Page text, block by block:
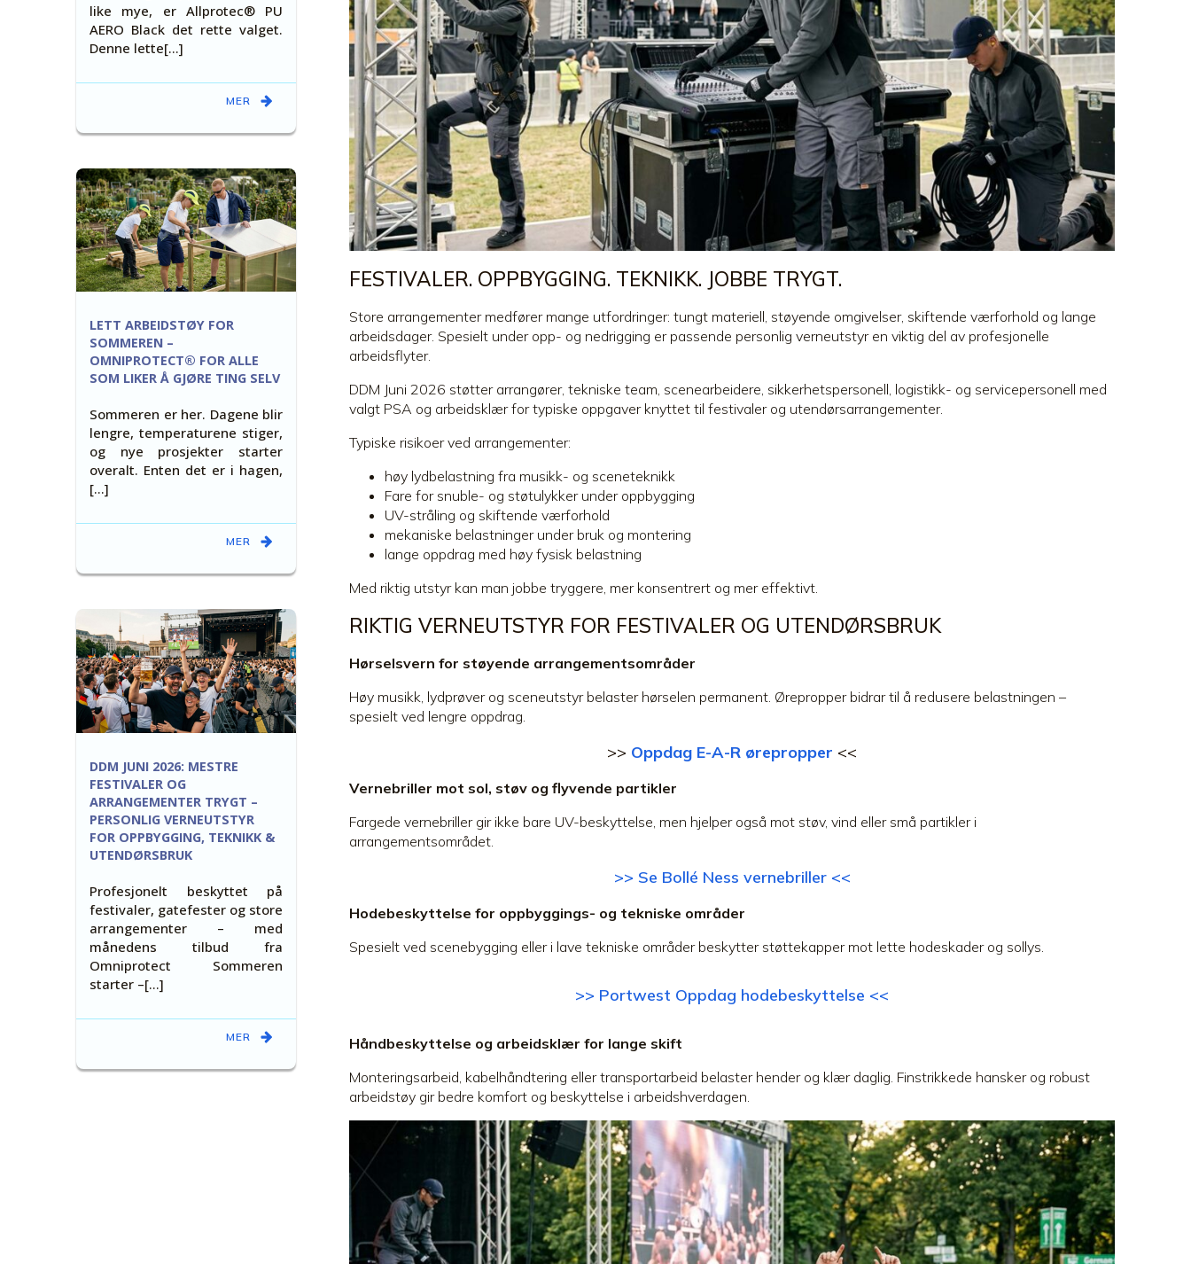
like mye, er Allprotec® PU
AERO Black det rette valget.
Denne lette[…]
MER
LETT ARBEIDSTØY FOR
SOMMEREN –
OMNIPROTECT® FOR ALLE
SOM LIKER Å GJØRE TING SELV
Sommeren er her. Dagene blir
lengre, temperaturene stiger,
og nye prosjekter starter
overalt. Enten det er i hagen,
[...]
MER
DDM JUNI 2026: MESTRE
FESTIVALER OG
ARRANGEMENTER TRYGT –
PERSONLIG VERNEUTSTYR
FOR OPPBYGGING, TEKNIKK &
UTENDØRSBRUK
Profesjonelt beskyttet på
festivaler, gatefester og store
arrangementer – med
månedens tilbud fra
Omniprotect Sommeren
starter –[…]
MER
FESTIVALER. OPPBYGGING. TEKNIKK. JOBBE TRYGT.
Store arrangementer medfører mange utfordringer: tungt materiell, støyende omgivelser, skiftende værforhold og lange
arbeidsdager. Spesielt under opp- og nedrigging er passende personlig verneutstyr en viktig del av profesjonelle
arbeidsflyter.
DDM Juni 2026 støtter arrangører, tekniske team, scenearbeidere, sikkerhetspersonell, logistikk- og servicepersonell med
valgt PSA og arbeidsklær for typiske oppgaver knyttet til festivaler og utendørsarrangementer.
Typiske risikoer ved arrangementer:
høy lydbelastning fra musikk- og sceneteknikk
Fare for snuble- og støtulykker under oppbygging
UV-stråling og skiftende værforhold
mekaniske belastninger under bruk og montering
lange oppdrag med høy fysisk belastning
Med riktig utstyr kan man jobbe tryggere, mer konsentrert og mer effektivt.
RIKTIG VERNEUTSTYR FOR FESTIVALER OG UTENDØRSBRUK
Hørselsvern for støyende arrangementsområder
Høy musikk, lydprøver og sceneutstyr belaster hørselen permanent. Ørepropper bidrar til å redusere belastningen –
spesielt ved lengre oppdrag.
>> Oppdag E-A-R ørepropper <<
Vernebriller mot sol, støv og flyvende partikler
Fargede vernebriller gir ikke bare UV-beskyttelse, men hjelper også mot støv, vind eller små partikler i
arrangementsområdet.
>> Se Bollé Ness vernebriller <<
Hodebeskyttelse for oppbyggings- og tekniske områder
Spesielt ved scenebygging eller i lave tekniske områder beskytter støttekapper mot lette hodeskader og sollys.
>> Portwest Oppdag hodebeskyttelse <<
Håndbeskyttelse og arbeidsklær for lange skift
Monteringsarbeid, kabelhåndtering eller transportarbeid belaster hender og klær daglig. Finstrikkede hansker og robust
arbeidstøy gir bedre komfort og beskyttelse i arbeidshverdagen.